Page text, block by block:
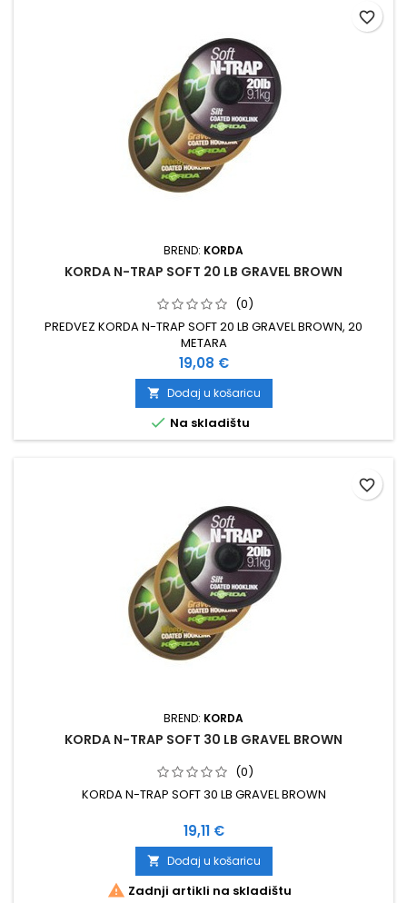
BREND: KORDA
KORDA N-TRAP SOFT 20 LB GRAVEL BROWN
(0)
PREDVEZ KORDA N-TRAP SOFT 20 LB GRAVEL BROWN, 20
METARA
Cijena
19,08 €
 Dodaj u košaricu
 Na skladištu
favorite_border
BREND: KORDA
KORDA N-TRAP SOFT 30 LB GRAVEL BROWN
(0)
KORDA N-TRAP SOFT 30 LB GRAVEL BROWN
Cijena
19,11 €
 Dodaj u košaricu
 Zadnji artikli na skladištu
favorite_border